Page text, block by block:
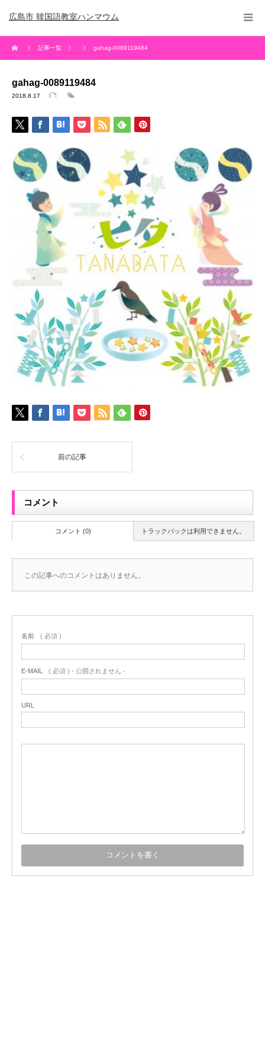
広島市 韓国語教室ハンマウム
記事一覧 gahag-0089119484
gahag-0089119484
2018.8.17
前の記事
コメント
トラックバックは利用できません。
コメント (0)
この記事へのコメントはありません。
名前 ( 必須 )
E-MAIL ( 必須 ) - 公開されません -
URL